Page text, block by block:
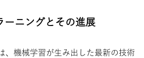
ーニングとその進展
、機械学習が生み出した最新の技術